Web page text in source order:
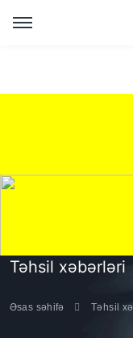
Warning
: Undefined array
/home/shagirdinfo/
Təhsil xəbərləri
Əsas səhifə Təhsil